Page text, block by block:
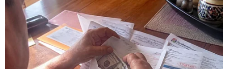
Nhiều chương trình học bổng hấp dẫn
dành cho tân sinh viên
07/09/2021 16:34